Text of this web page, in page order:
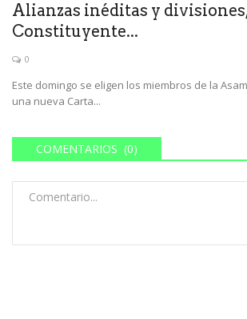
Alianzas inéditas y
Constituyente...
0
Este domingo se eligen los miembros de la
una nueva Carta...
COMENTARIOS (0)